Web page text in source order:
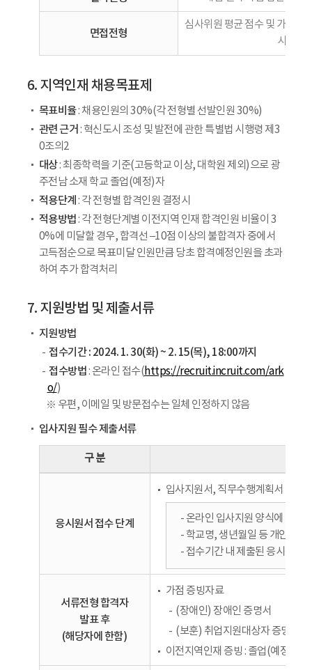
면접전형
심사위원 평균 점수 및 가점 합
시
6. 지역인재 채용목표제
목표비율: 채용인원의 30%(각 전형별 선발인원 30%)
관련 근거 : 혁신도시 조성 및 발전에 관한 특별법 시행령 제3
0조의2
대상: 최종학력을 기준(고등학교 이상, 대학원 제외)으로 광
주전남 소재 학교 졸업(예정)자
적용단계 : 각 전형별 합격인원 결정시
적용방법: 각 전형단계별 이전지역 인재 합격인원 비율이 3
0%에 미달할 경우, 합격선 –10점 이상의 불합격자 중에서
고득점순으로 목표미달 인원만큼 당초 합격예정인원을 초과
하여 추가 합격처리
7. 지원방법 및 제출서류
지원방법
접수기간 : 2024. 1. 30(화) ~ 2. 15(목), 18:00까지
접수방법: 온라인 접수( https://recruit.incruit.com/ark
o/)
※ 우편, 이메일 및 방문접수는 일체 인정하지 않음
입사지원 필수 제출서류
구 분
응시원서 접수 단계
입사지원서, 직무수행계획서
- 온라인 입사지원 양식에 해당
- 학교명, 생년월일 등 개인정보
- 접수기간 내 제출된 응시원서
서류전형 합격자
발표 후
(해당자에 한함)
가점 증빙자료
(장애인) 장애인 증명서
(보훈) 취업지원대상자 증명서(
이전지역인재 증빙 : 졸업(예정)증